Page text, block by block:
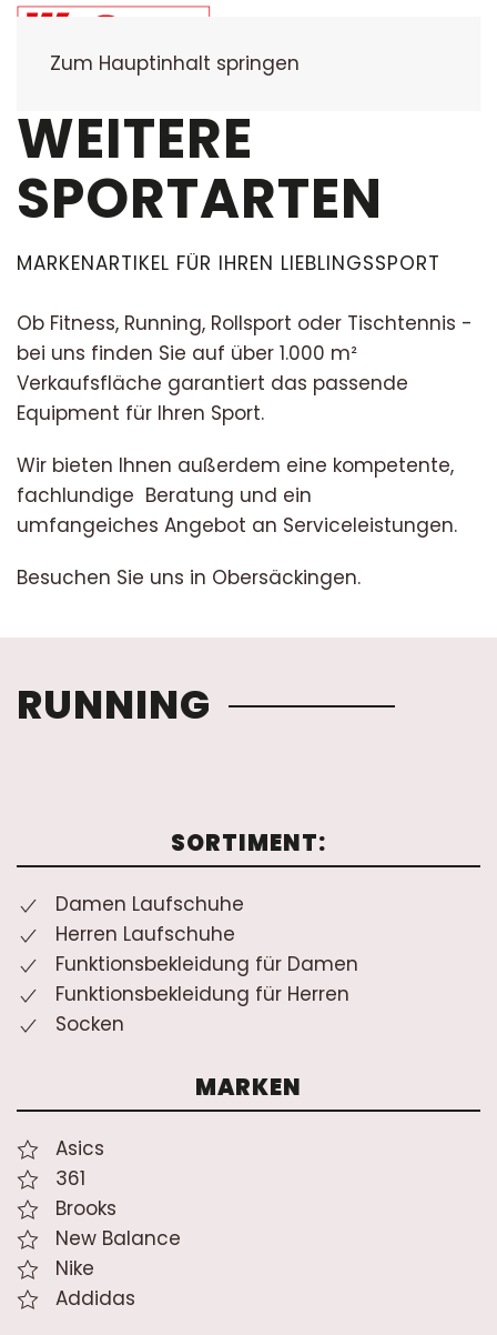
Zum Hauptinhalt springen
WEITERE
SPORTARTEN
MARKENARTIKEL FÜR IHREN LIEBLINGSSPORT
Ob Fitness, Running, Rollsport oder Tischtennis -
bei uns finden Sie auf über 1.000 m²
Verkaufsfläche garantiert das passende
Equipment für Ihren Sport.
Wir bieten Ihnen außerdem eine kompetente,
fachlundige Beratung und ein
umfangeiches Angebot an Serviceleistungen.
Besuchen Sie uns in Obersäckingen.
RUNNING
SORTIMENT:
Damen Laufschuhe
Herren Laufschuhe
Funktionsbekleidung für Damen
Funktionsbekleidung für Herren
Socken
MARKEN
Asics
361
Brooks
New Balance
Nike
Addidas